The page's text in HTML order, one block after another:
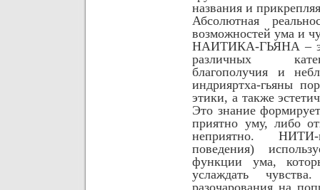
названия и
Абсолютная
возможностей ума и
НАИТИКА-ГЬЯНА –
различных
благополучия и
индрияртха-гьяны
этики, а также
Это знание
приятно уму, либо
неприятно.
поведения)
функции ума,
услаждать
разочарования на